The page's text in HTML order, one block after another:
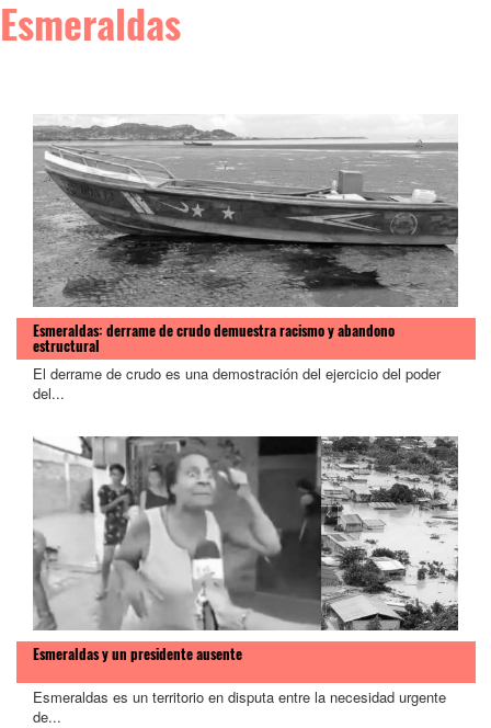
Esmeraldas
Esmeraldas: derrame de crudo demuestra racismo y abandono
estructural
El derrame de crudo es una demostración del ejercicio del poder
del...
Esmeraldas y un presidente ausente
Esmeraldas es un territorio en disputa entre la necesidad urgente
de...